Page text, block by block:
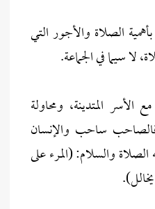
الصلاة والأجور التي
لا سيما في الجماعة.
الأسر المتدينة، ومحاولة
ساحب والإنسان
والسلام: (المرء على